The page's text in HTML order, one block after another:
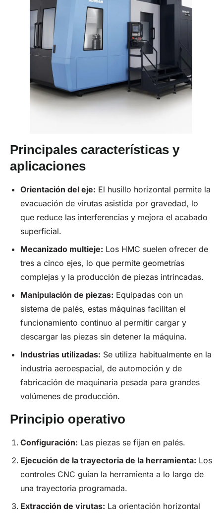
Principales características y
aplicaciones
Orientación del eje: El husillo horizontal permite la
evacuación de virutas asistida por gravedad, lo
que reduce las interferencias y mejora el acabado
superficial.
Mecanizado multieje: Los HMC suelen ofrecer de
tres a cinco ejes, lo que permite geometrías
complejas y la producción de piezas intrincadas.
Manipulación de piezas: Equipadas con un
sistema de palés, estas máquinas facilitan el
funcionamiento continuo al permitir cargar y
descargar las piezas sin detener la máquina.
Industrias utilizadas: Se utiliza habitualmente en la
industria aeroespacial, de automoción y de
fabricación de maquinaria pesada para grandes
volúmenes de producción.
Principio operativo
Configuración: Las piezas se fijan en palés.
Ejecución de la trayectoria de la herramienta: Los
controles CNC guían la herramienta a lo largo de
una trayectoria programada.
Extracción de virutas: La orientación horizontal